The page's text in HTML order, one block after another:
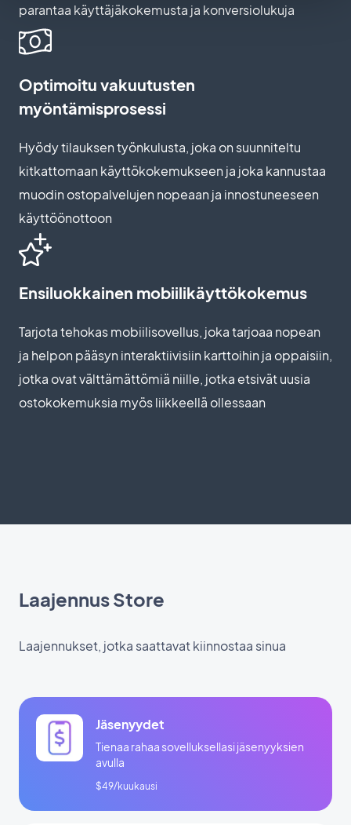
parantaa käyttäjäkokemusta ja konversiolukuja
Optimoitu vakuutusten
myöntämisprosessi
Hyödy tilauksen työnkulusta, joka on suunniteltu
kitkattomaan käyttökokemukseen ja joka kannustaa
muodin ostopalvelujen nopeaan ja innostuneeseen
käyttöönottoon
Ensiluokkainen mobiilikäyttökokemus
Tarjota tehokas mobiilisovellus, joka tarjoaa nopean
ja helpon pääsyn interaktiivisiin karttoihin ja oppaisiin,
jotka ovat välttämättömiä niille, jotka etsivät uusia
ostokokemuksia myös liikkeellä ollessaan
Laajennus Store
Laajennukset, jotka saattavat kiinnostaa sinua
Jäsenyydet
Tienaa rahaa sovelluksellasi jäsenyyksien
avulla
$49/kuukausi